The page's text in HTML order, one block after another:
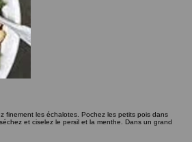
finement les échalotes. Pochez les petits pois dans
et ciselez le persil et la menthe. Dans un grand